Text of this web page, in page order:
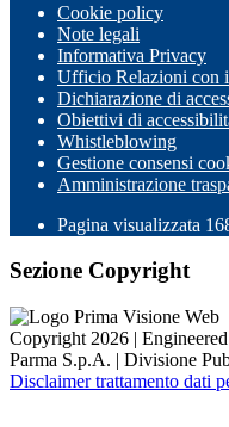
Cookie policy
Note legali
Informativa Privacy
Ufficio Relazioni con
Dichiarazione di
Obiettivi di
Whistleblowing
Gestione consensi
Amministrazione
Pagina visualizzata
Sezione Copyright
Copyright 2026 |
Parma S.p.A. | Divisione
Disclaimer trattamento dati